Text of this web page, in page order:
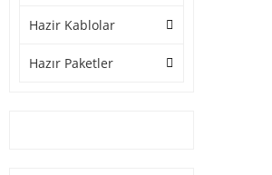
Hazir Kablolar
Hazır Paketler